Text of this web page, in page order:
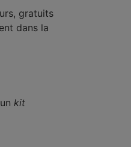
gratuits
dans la
kit